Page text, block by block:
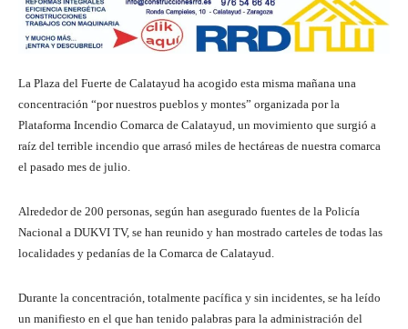
La Plaza del Fuerte de Calatayud ha acogido esta misma mañana una
concentración “por nuestros pueblos y montes” organizada por la
Plataforma Incendio Comarca de Calatayud, un movimiento que surgió a
raíz del terrible incendio que arrasó miles de hectáreas de nuestra comarca
el pasado mes de julio.
Alrededor de 200 personas, según han asegurado fuentes de la Policía
Nacional a DUKVI TV, se han reunido y han mostrado carteles de todas las
localidades y pedanías de la Comarca de Calatayud.
Durante la concentración, totalmente pacífica y sin incidentes, se ha leído
un manifiesto en el que han tenido palabras para la administración del